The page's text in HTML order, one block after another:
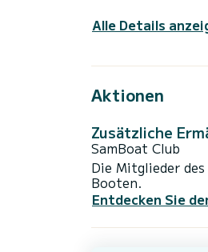
Alle Details
Aktionen
Zusätzliche
SamBoat Club
Die Mitglieder
Booten.
Entdecken Sie